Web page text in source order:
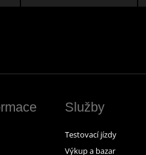
Služby
Testovací jízdy
Výkup a bazar